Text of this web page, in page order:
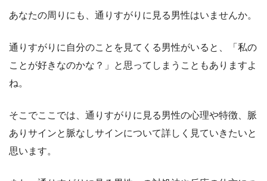
あなたの周りにも、通りすがりに見る男性はいませんか。
通りすがりに自分のことを見てくる男性がいると、「私の
ことが好きなのかな？」と思ってしまうこともありますよ
ね。
そこでここでは、通りすがりに見る男性の心理や特徴、脈
ありサインと脈なしサインについて詳しく見ていきたいと
思います。